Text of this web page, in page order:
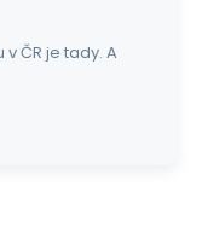
ČR je tady. A